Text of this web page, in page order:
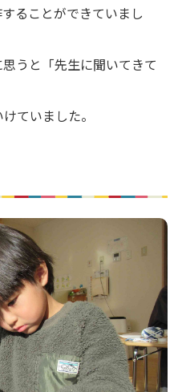
ることができていまし
うと「先生に聞いてきて
ていました。